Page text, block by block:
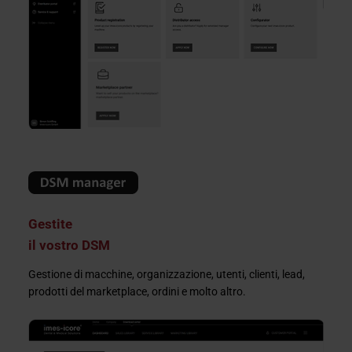
Gestite
il vostro DSM
Gestione di macchine, organizzazione, utenti, clienti, lead,
prodotti del marketplace, ordini e molto altro.